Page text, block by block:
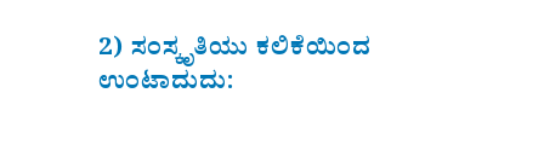
2) ಸಂಸ್ಕೃತಿಯು ಕಲಿಕೆಯಿಂದ
ಉಂಟಾದುದು: